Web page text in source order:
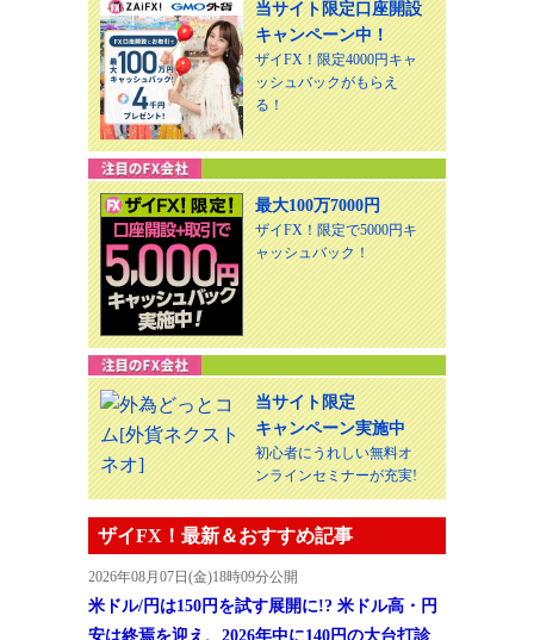
当サイト限定口座開設
キャンペーン中！
ザイFX！限定4000円キャ
ッシュバックがもらえ
る！
最大100万7000円
ザイFX！限定で5000円キ
ャッシュバック！
当サイト限定
キャンペーン実施中
初心者にうれしい無料オ
ンラインセミナーが充実!
ザイFX！最新＆おすすめ記事
2026年08月07日(金)18時09分公開
米ドル/円は150円を試す展開に!? 米ドル高・円
安は終焉を迎え、2026年中に140円の大台打診